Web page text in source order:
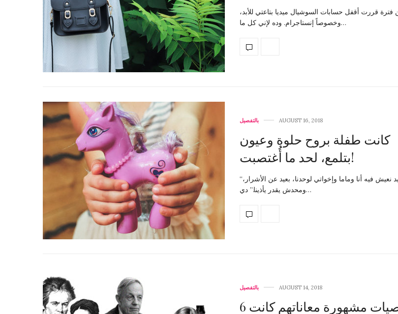
فترة قررت أقفل حسابات السوشيال ميديا بتاعتي للأبد،
وخصوصاً إنستاجرام. وده لإني كل ما…
بالتفصيل AUGUST 16, 2018
كانت طفلة بروح حلوة وعيون
بتلمع، لحد ما أُغتصبت!
“مكان بعيد نعيش فيه أنا وماما وإخواتي لوحدنا، بعيد عن الأشرار،
ومحدش يقدر يأذينا.” دي…
بالتفصيل AUGUST 14, 2018
6 شخصيات مشهورة معاناتهم كانت